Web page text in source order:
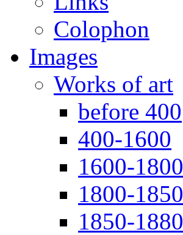
Colophon
Images
Works of art
before 400
400-1600
1600-1800
1800-1850
1850-1880